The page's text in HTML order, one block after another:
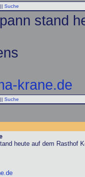
|| Suche
stand
krane.de
|| Suche
heute auf dem Rasthof